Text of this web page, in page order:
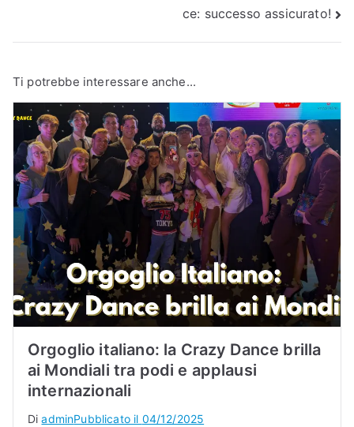
ce: successo assicurato!
Ti potrebbe interessare anche...
Orgoglio italiano: la Crazy Dance brilla
ai Mondiali tra podi e applausi
internazionali
DiadminPubblicato il 04/12/2025